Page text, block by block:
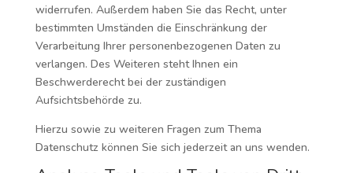
widerrufen. Außerdem haben Sie das Recht, unter
bestimmten Umständen die Einschränkung der
Verarbeitung Ihrer personenbezogenen Daten zu
verlangen. Des Weiteren steht Ihnen ein
Beschwerderecht bei der zuständigen
Aufsichtsbehörde zu.
Hierzu sowie zu weiteren Fragen zum Thema
Datenschutz können Sie sich jederzeit an uns wenden.